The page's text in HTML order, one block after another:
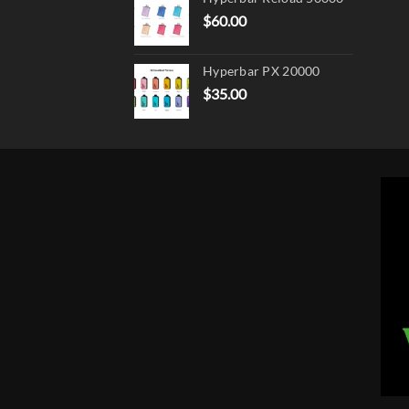
$60.00
Hyperbar PX 20000
$35.00